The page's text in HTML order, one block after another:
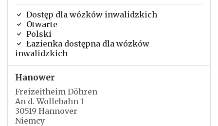
Dostęp dla wózków inwalidzkich
Otwarte
Polski
Łazienka dostępna dla wózków
inwalidzkich
Hanower
Freizeitheim Döhren
An d. Wollebahn 1
30519 Hannover
Niemcy